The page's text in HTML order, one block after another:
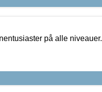
på alle niveauer.